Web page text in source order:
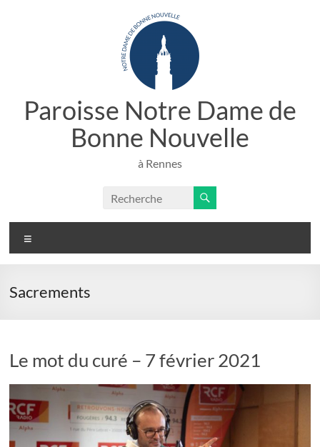
Paroisse Notre Dame de
Bonne Nouvelle
à Rennes
Sacrements
Le mot du curé – 7 février 2021